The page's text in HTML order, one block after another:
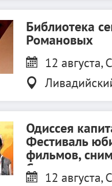
Библиотека
Романовых
12 августа,
Одиссея
Фестиваль
фильмов,
Судаке.
12 августа,